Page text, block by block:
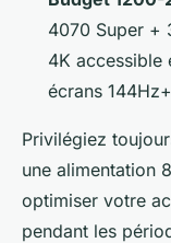
4070 Super +
4K accessible
écrans
Privilégiez
une alimentation
optimiser votre
pendant les